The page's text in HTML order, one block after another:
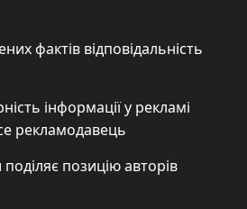
фактів відповідальність
інформації у рекламі
рекламодавець
позицію авторів